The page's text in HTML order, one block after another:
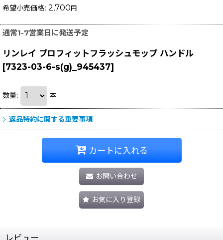
希望小売価格: 2,700 円
通常1-7営業日に発送予定
リンレイ プロフィットフラッシュモップ ハンドル
[7323-03-6-s(g)_945437]
数量: 本
返品特約に関する重要事項
カートに入れる
お問い合わせ
お気に入り登録
レビュー